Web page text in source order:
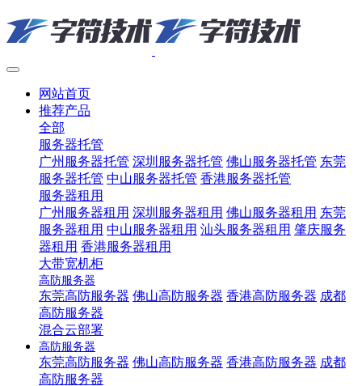
网站首页
推荐产品
全部
服务器托管
广州服务器托管 深圳服务器托管 佛山服务器托管 东莞
服务器托管 中山服务器托管 香港服务器托管
服务器租用
广州服务器租用 深圳服务器租用 佛山服务器租用 东莞
服务器租用 中山服务器租用 汕头服务器租用 肇庆服务
器租用 香港服务器租用
大带宽机柜
高防服务器
东莞高防服务器 佛山高防服务器 香港高防服务器 成都
高防服务器
混合云部署
高防服务器
东莞高防服务器 佛山高防服务器 香港高防服务器 成都
高防服务器